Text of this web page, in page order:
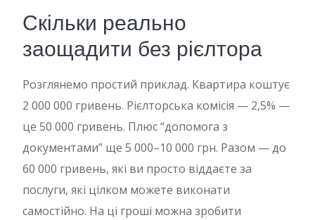
Скільки реально
заощадити без рієлтора
Розглянемо простий приклад. Квартира коштує
2 000 000 гривень. Рієлторська комісія — 2,5% —
це 50 000 гривень. Плюс “допомога з
документами” ще 5 000–10 000 грн. Разом — до
60 000 гривень, які ви просто віддаєте за
послуги, які цілком можете виконати
самостійно. На ці гроші можна зробити